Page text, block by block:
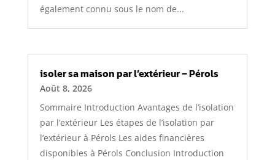
également connu sous le nom de...
isoler sa maison par l’extérieur – Pérols
Août 8, 2026
Sommaire Introduction Avantages de l’isolation
par l’extérieur Les étapes de l’isolation par
l’extérieur à Pérols Les aides financières
disponibles à Pérols Conclusion Introduction